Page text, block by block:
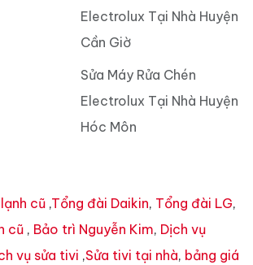
Electrolux Tại Nhà Huyện
Cần Giờ
Sửa Máy Rửa Chén
Electrolux Tại Nhà Huyện
Hóc Môn
cũ ,Tổng đài Daikin, Tổng đài LG,
cũ , Bảo trì Nguyễn Kim, Dịch vụ
vụ sửa tivi ,Sửa tivi tại nhà, bảng giá